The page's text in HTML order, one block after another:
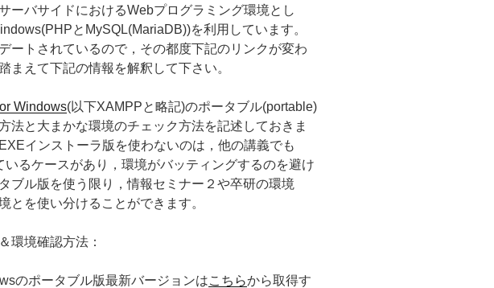
ーバサイドにおけるWebプログラミング環境とし
とMySQL(MariaDB))を利用しています。
ートされているので，その都度下記のリンクが変わ
まえて下記の情報を解釈して下さい。
Windows(以下XAMPPと略記)のポータブル(portable)
法と大まかな環境のチェック方法を記述しておきま
インストーラ版を使わないのは，他の講義でも
いるケースがあり，環境がバッティングするのを避け
ブル版を使う限り，情報セミナー２や卒研の環境
とを使い分けることができます。
環境確認方法：
のポータブル版最新バージョンはこちらから取得す